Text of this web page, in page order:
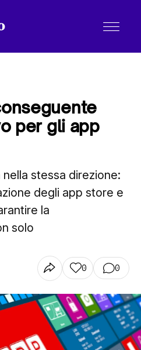
per gli app
stessa direzione:
degli app store e
la
solo
0 0